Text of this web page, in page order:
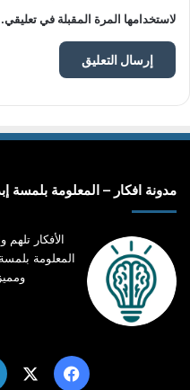
لاستخدامها المرة المقبلة في تعليقي.
مدونة افكار – المعلومة بلمسة
الأفكار
المعلومة
فيسبوك